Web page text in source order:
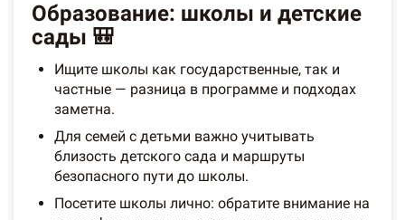
Образование: школы и детские
сады 🎒
Ищите школы как государственные, так и
частные — разница в программе и подходах
заметна.
Для семей с детьми важно учитывать
близость детского сада и маршруты
безопасного пути до школы.
Посетите школы лично: обратите внимание на